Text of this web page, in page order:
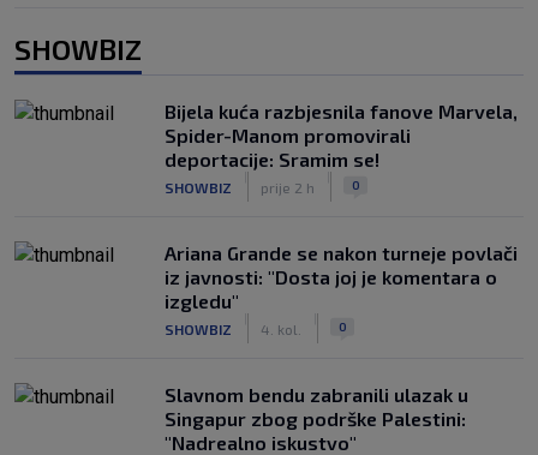
SHOWBIZ
Bijela kuća razbjesnila fanove Marvela,
Spider-Manom promovirali
deportacije: Sramim se!
SHOWBIZ prije 2 h 0
Ariana Grande se nakon turneje povlači
iz javnosti: "Dosta joj je komentara o
izgledu"
SHOWBIZ 4. kol. 0
Slavnom bendu zabranili ulazak u
Singapur zbog podrške Palestini:
"Nadrealno iskustvo"